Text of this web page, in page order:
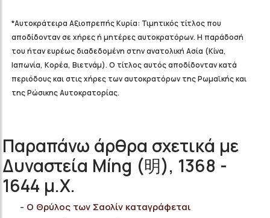
*Αυτοκράτειρα Αξιοπρεπής Κυρία: Τιμητικός τίτλος που
αποδίδονταν σε χήρες ή μητέρες αυτοκρατόρων. Η παράδοσή
του ήταν ευρέως διαδεδομένη στην ανατολική Ασία (Κίνα,
Ιαπωνία, Κορέα, Βιετνάμ). Ο τίτλος αυτός αποδίδονταν κατά
περιόδους και στις χήρες των αυτοκρατόρων της Ρωμαϊκής και
της Ρώσικης Αυτοκρατορίας.
Παραπάνω άρθρα σχετικά με
Δυναστεία Míng (明), 1368 -
1644 μ.Χ.
Ο Θρύλος των Σαολίν καταγράφεται